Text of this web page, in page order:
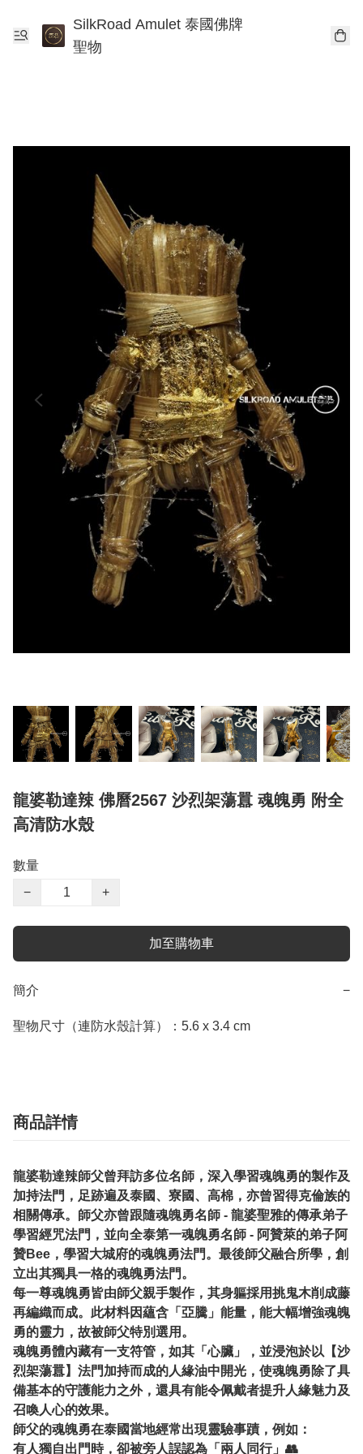
SilkRoad Amulet 泰國佛牌
聖物
龍婆勒達辣 佛曆2567 沙烈架蕩囂 魂魄勇 附全
高清防水殼
數量
−
+
加至購物車
簡介 −
聖物尺寸（連防水殼計算）：5.6 x 3.4 cm
商品詳情
龍婆勒達辣師父曾拜訪多位名師，深入學習魂魄勇的製作及
加持法門，足跡遍及泰國、寮國、高棉，亦曾習得克倫族的
相關傳承。師父亦曾跟隨魂魄勇名師 - 龍婆聖雅的傳承弟子
學習經咒法門，並向全泰第一魂魄勇名師 - 阿贊萊的弟子阿
贊Bee，學習大城府的魂魄勇法門。最後師父融合所學，創
立出其獨具一格的魂魄勇法門。
每一尊魂魄勇皆由師父親手製作，其身軀採用挑鬼木削成藤
再編織而成。此材料因蘊含「亞騰」能量，能大幅增強魂魄
勇的靈力，故被師父特別選用。
魂魄勇體內藏有一支符管，如其「心臟」，並浸泡於以【沙
烈架蕩囂】法門加持而成的人緣油中開光，使魂魄勇除了具
備基本的守護能力之外，還具有能令佩戴者提升人緣魅力及
召喚人心的效果。
師父的魂魄勇在泰國當地經常出現靈驗事蹟，例如：
有人獨自出門時，卻被旁人誤認為「兩人同行」👥